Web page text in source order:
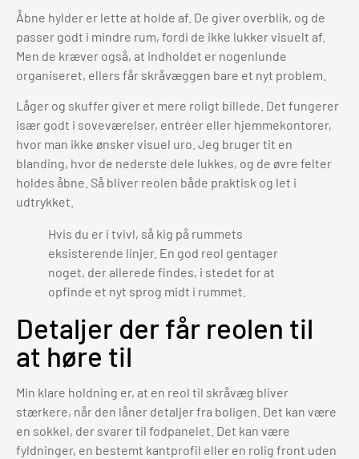
Åbne hylder er lette at holde af. De giver overblik, og de
passer godt i mindre rum, fordi de ikke lukker visuelt af.
Men de kræver også, at indholdet er nogenlunde
organiseret, ellers får skråvæggen bare et nyt problem.
Låger og skuffer giver et mere roligt billede. Det fungerer
især godt i soveværelser, entréer eller hjemmekontorer,
hvor man ikke ønsker visuel uro. Jeg bruger tit en
blanding, hvor de nederste dele lukkes, og de øvre felter
holdes åbne. Så bliver reolen både praktisk og let i
udtrykket.
Hvis du er i tvivl, så kig på rummets
eksisterende linjer. En god reol gentager
noget, der allerede findes, i stedet for at
opfinde et nyt sprog midt i rummet.
Detaljer der får reolen til
at høre til
Min klare holdning er, at en reol til skråvæg bliver
stærkere, når den låner detaljer fra boligen. Det kan være
en sokkel, der svarer til fodpanelet. Det kan være
fyldninger, en bestemt kantprofil eller en rolig front uden